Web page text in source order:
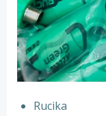
Rucika